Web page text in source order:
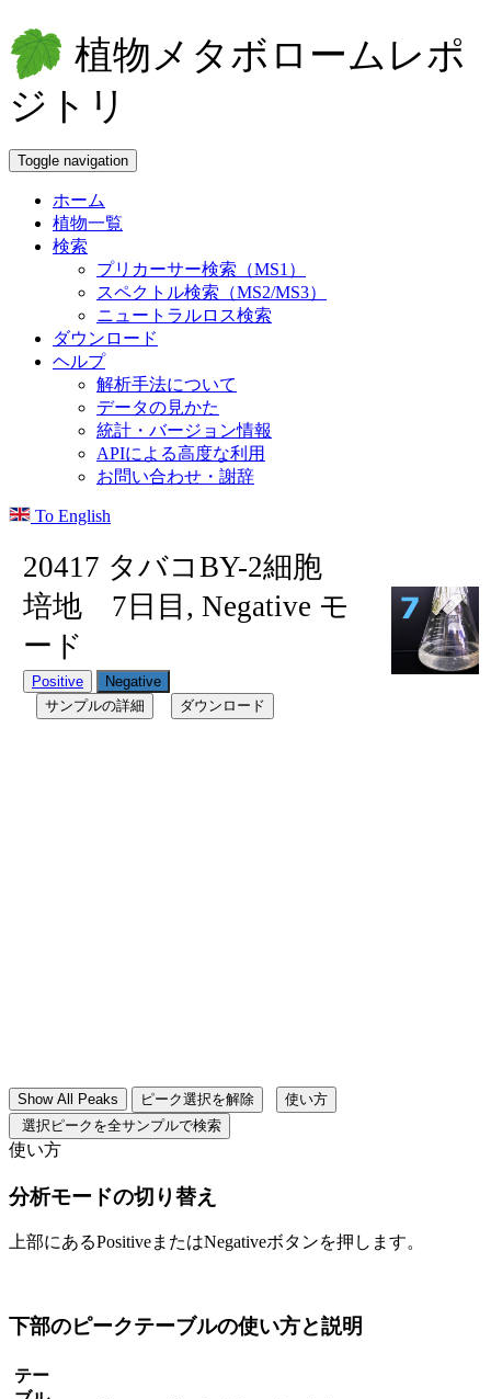
植物メタボロームレポ
ジトリ
Toggle navigation
ホーム
植物一覧
検索
プリカーサー検索（MS1）
スペクトル検索（MS2/MS3）
ニュートラルロス検索
ダウンロード
ヘルプ
解析手法について
データの見かた
統計・バージョン情報
APIによる高度な利用
お問い合わせ・謝辞
To English
20417 タバコBY-2細胞
培地 7日目, Negative モ
ード
Positive
Negative
サンプルの詳細
ダウンロード
Show All Peaks ピーク選択を解除
使い方
選択ピークを全サンプルで検索
使い方
分析モードの切り替え
上部にあるPositiveまたはNegativeボタンを押します。
下部のピークテーブルの使い方と説明
テー